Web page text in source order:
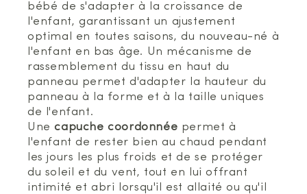
bébé de s'adapter à la croissance de
l'enfant, garantissant un ajustement
optimal en toutes saisons, du nouveau-né à
l'enfant en bas âge. Un mécanisme de
rassemblement du tissu en haut du
panneau permet d'adapter la hauteur du
panneau à la forme et à la taille uniques
de l'enfant.
Unecapuche coordonnée permet à
l'enfant de rester bien au chaud pendant
les jours les plus froids et de se protéger
du soleil et du vent, tout en lui offrant
intimité et abri lorsqu'il est allaité ou qu'il